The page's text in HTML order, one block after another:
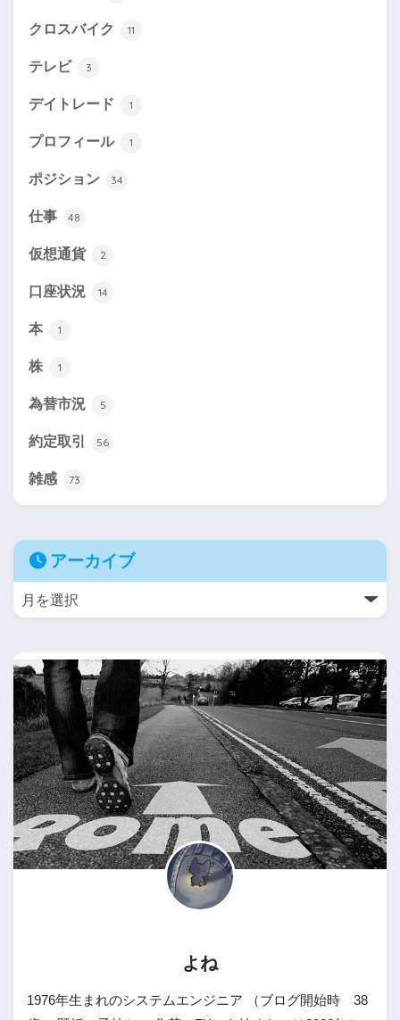
クロスバイク 11
テレビ 3
デイトレード 1
プロフィール 1
ポジション 34
仕事 48
仮想通貨 2
口座状況 14
本 1
株 1
為替市況 5
約定取引 56
雑感 73
アーカイブ
よね
1976年生まれのシステムエンジニア （ブログ開始時 38